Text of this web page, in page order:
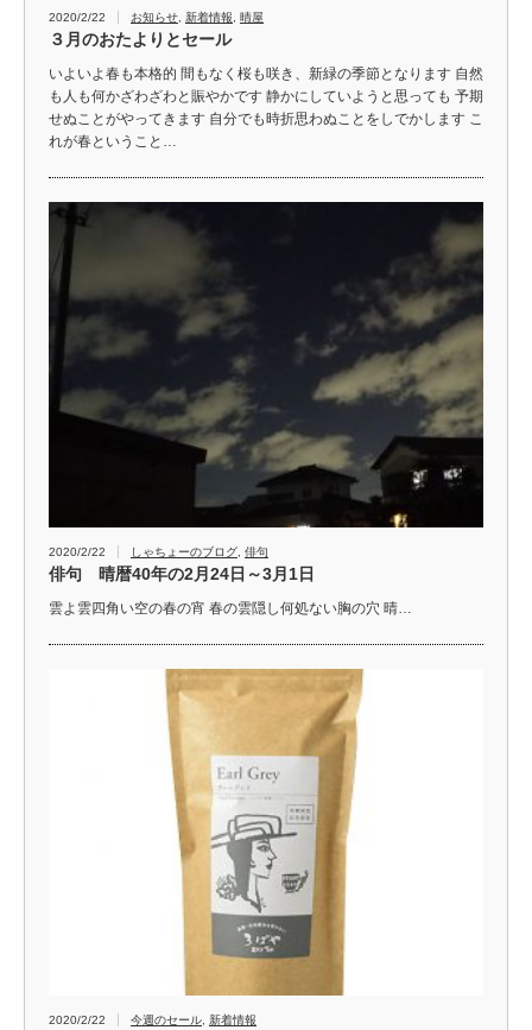
2020/2/22 お知らせ 新着情報 晴屋
３月のおたよりとセール
いよいよ春も本格的 間もなく桜も咲き、新緑の季節となります 自然
も人も何かざわざわと賑やかです 静かにしていようと思っても 予期
せぬことがやってきます 自分でも時折思わぬことをしでかします こ
れが春ということ…
2020/2/22 しゃちょーのブログ 俳句
俳句 晴暦40年の2月24日～3月1日
雲よ雲四角い空の春の宵 春の雲隠し何処ない胸の穴 晴…
2020/2/22 今週のセール 新着情報